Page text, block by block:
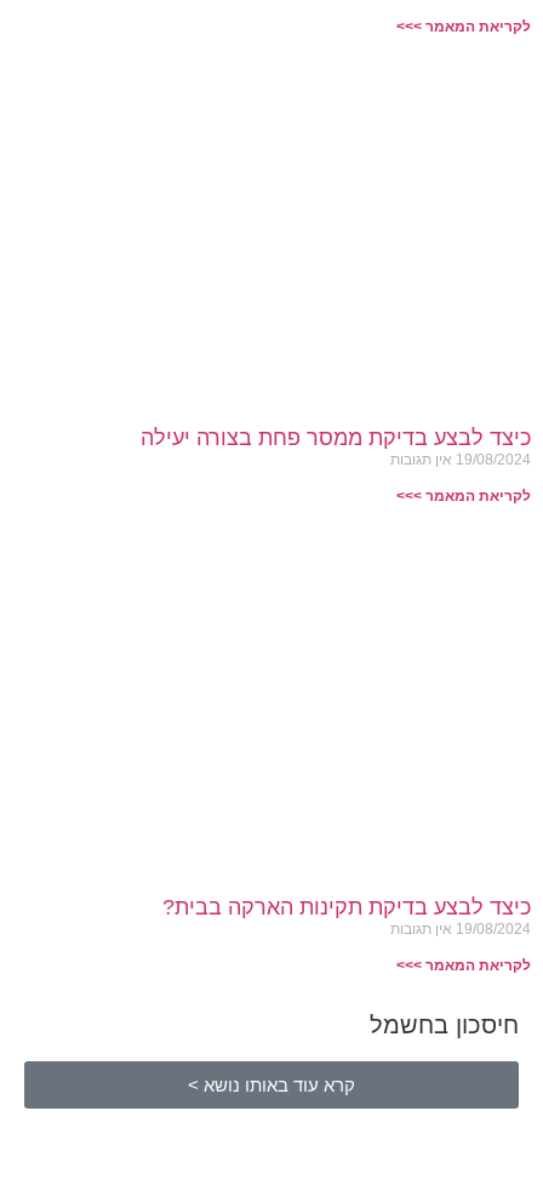
לקריאת המאמר >>>
כיצד לבצע בדיקת ממסר פחת בצורה יעילה
19/08/2024 אין תגובות
לקריאת המאמר >>>
כיצד לבצע בדיקת תקינות הארקה בבית?
19/08/2024 אין תגובות
לקריאת המאמר >>>
חיסכון בחשמל
קרא עוד באותו נושא >